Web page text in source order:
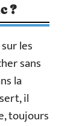
?
les
sans
la
il
toujours